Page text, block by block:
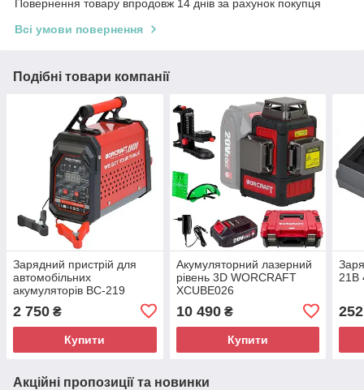
Повернення товару впродовж 14 днів за рахунок покупця
Всі умови повернення
Подібні товари компанії
Зарядний пристрій для
автомобільних
акумуляторів BC-219
2 750 ₴
Купити
Акумуляторний лазерний
рівень 3D WORCRAFT
XCUBE026
10 490₴
Купити
21В
252
Акційні пропозиції та новинки